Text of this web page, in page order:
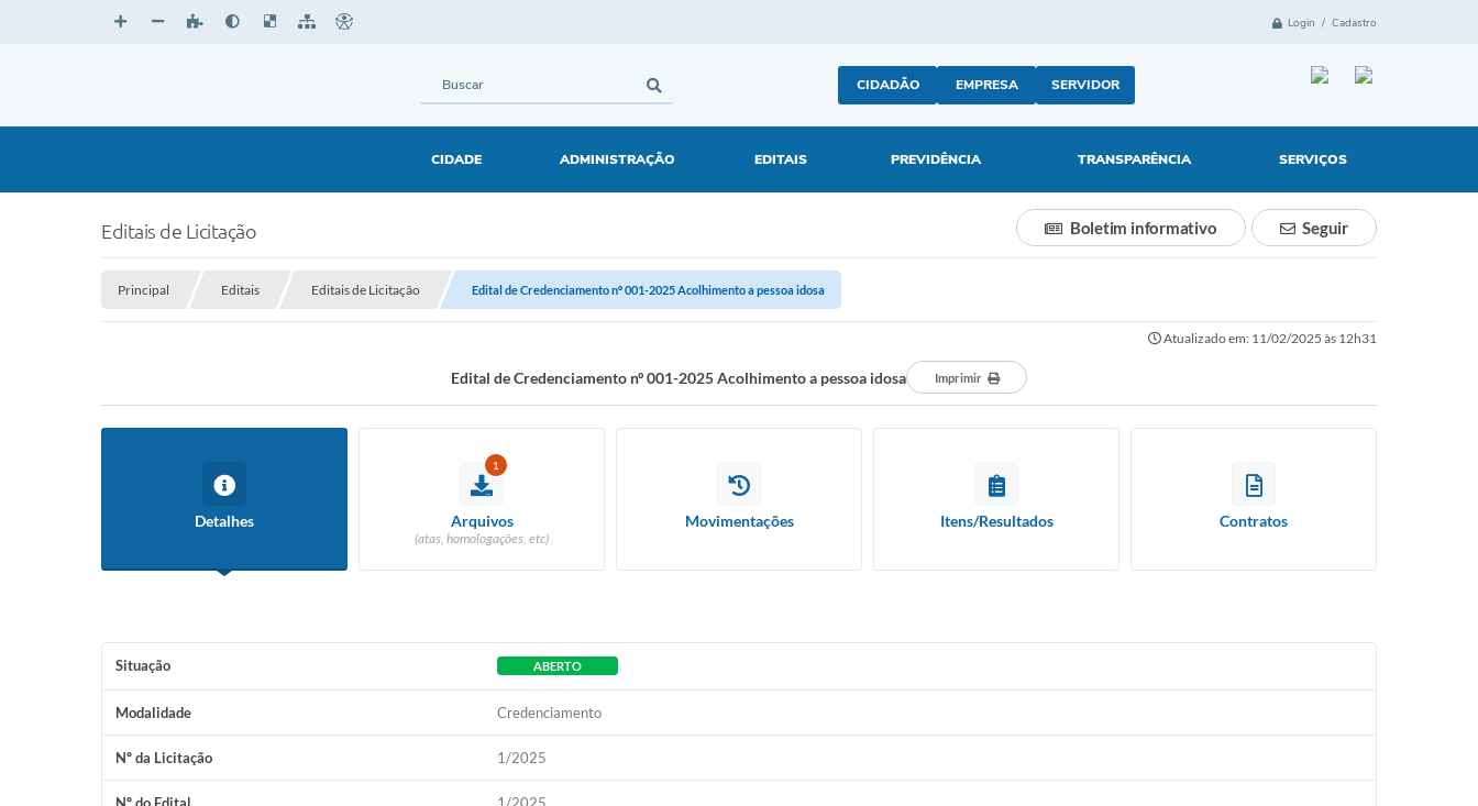
Login / Cadastro
CIDADÃO EMPRESA SERVIDOR
CIDADE ADMINISTRAÇÃO EDITAIS PREVIDÊNCIA TRANSPARÊNCIA SERVIÇOS
Editais de Licitação Seguir
Boletim informativo
Principal Editais Editais de Licitação Edital de Credenciamento nº 001-2025 Acolhimento a pessoa idosa
Atualizado em: 11/02/2025 às 12h31
Edital de Credenciamento nº 001-2025 Acolhimento a pessoa idosa Imprimir
Detalhes
1
Arquivos
(atas, homologações, etc)
Movimentações Itens/Resultados Contratos
Situação ABERTO
Modalidade Credenciamento
Nº da Licitação 1/2025